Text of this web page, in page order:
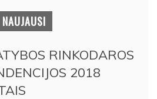
NAUJAUSI
RINKODAROS
2018